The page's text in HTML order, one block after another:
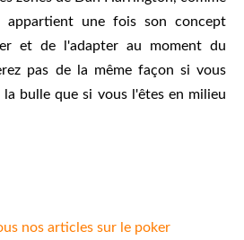
une fois son concept
et de l'adapter au moment du
pas de la même façon si vous
la bulle que si vous l'êtes en milieu
nos articles sur le poker